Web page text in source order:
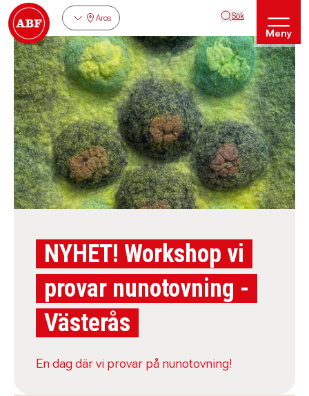
Aros Sök
Meny
NYHET! Workshop vi
provar nunotovning -
Västerås
En dag där vi provar på nunotovning!